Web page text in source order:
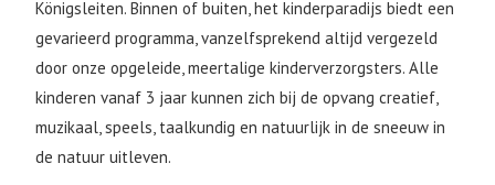
Königsleiten. Binnen of buiten, het kinderparadijs biedt een
gevarieerd programma, vanzelfsprekend altijd vergezeld
door onze opgeleide, meertalige kinderverzorgsters. Alle
kinderen vanaf 3 jaar kunnen zich bij de opvang creatief,
muzikaal, speels, taalkundig en natuurlijk in de sneeuw in
de natuur uitleven.